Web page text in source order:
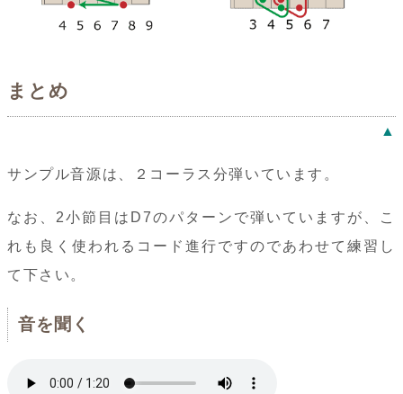
まとめ
▲
サンプル音源は、２コーラス分弾いています。
なお、2小節目はD7のパターンで弾いていますが、こ
れも良く使われるコード進行ですのであわせて練習し
て下さい。
音を聞く